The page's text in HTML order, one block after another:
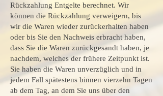
Rückzahlung Entgelte berechnet. Wir
können die Rückzahlung verweigern, bis
wir die Waren wieder zurückerhalten haben
oder bis Sie den Nachweis erbracht haben,
dass Sie die Waren zurückgesandt haben, je
nachdem, welches der frühere Zeitpunkt ist.
Sie haben die Waren unverzüglich und in
jedem Fall spätestens binnen vierzehn Tagen
ab dem Tag, an dem Sie uns über den